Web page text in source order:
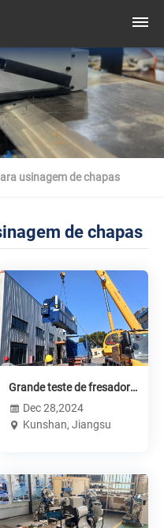
usinagem de chapas
de chapas
Grande teste de fresadora
de borda de mesa CNC ---
GMM-X4000
Dec 28,2024
Kunshan, Jiangsu